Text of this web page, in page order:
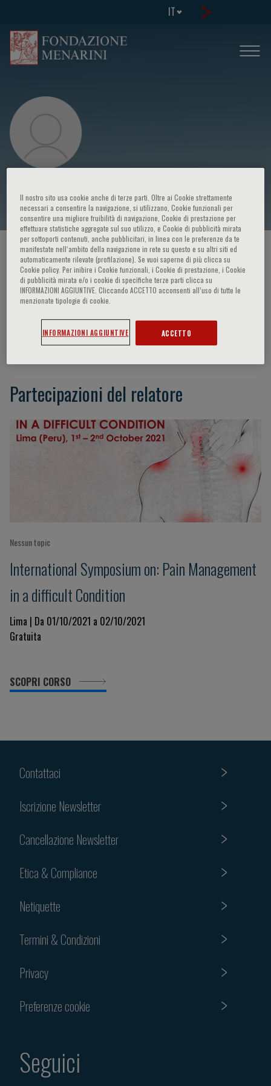
IT
Moises Charaja
HOME PAGE / CORSI ED EVENTI / RELATORE
Moises Charaja
Lima, Peru
Partecipazioni del relatore
Nessun topic
International Symposium on: Pain Management
in a difficult Condition
Lima | Da 01/10/2021 a 02/10/2021
Gratuita
SCOPRI CORSO
Contattaci
Iscrizione Newsletter
Cancellazione Newsletter
Etica & Compliance
Netiquette
Termini & Condizioni
Privacy
Preferenze cookie
Seguici
Il nostro sito usa cookie anche di terze parti. Oltre ai Cookie strettamente
necessari a consentire la navigazione, si utilizzano, Cookie funzionali per
consentire una migliore fruibilità di navigazione, Cookie di prestazione per
effettuare statistiche aggregate sul suo utilizzo, e Cookie di pubblicità mirata
per sottoporti contenuti, anche pubblicitari, in linea con le preferenze da te
manifestate nell‘ambito della navigazione in rete su questo e su altri siti ed
automaticamente rilevate (profilazione). Se vuoi saperne di più clicca su
Cookie policy. Per inibire i Cookie funzionali, i Cookie di prestazione, i Cookie
di pubblicità mirata e/o i cookie di specifiche terze parti clicca su
INFORMAZIONI AGGIUNTIVE. Cliccando ACCETTO acconsenti all’uso di tutte le
menzionate tipologie di cookie.
INFORMAZIONI AGGIUNTIVE ACCETTO